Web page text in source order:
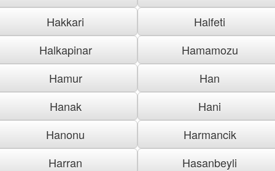
Hakkari
Halfeti
Halkapinar
Hamamozu
Hamur
Han
Hanak
Hani
Hanonu
Harmancik
Harran
Hasanbeyli